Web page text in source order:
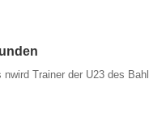
nwird Trainer der U23 des